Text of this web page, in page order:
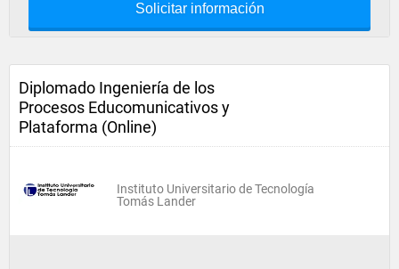
Solicitar información
Diplomado Ingeniería de los
Procesos Educomunicativos y
Plataforma (Online)
Instituto Universitario de Tecnología
Tomás Lander